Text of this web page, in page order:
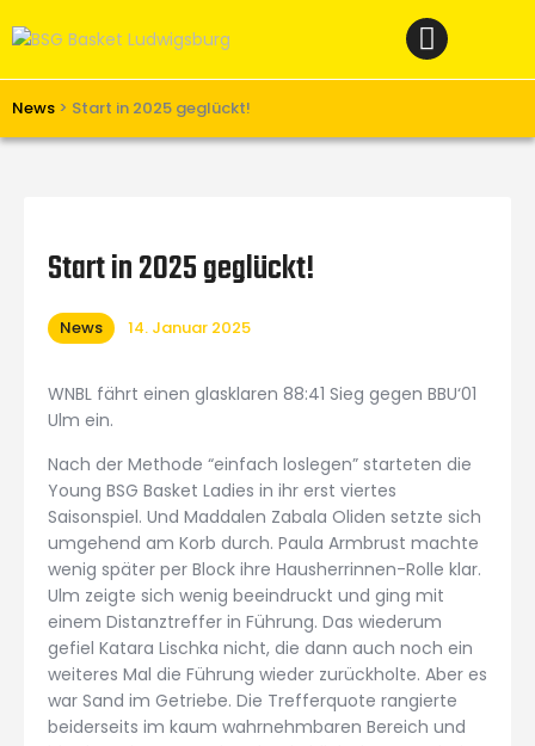
News > Start in 2025 geglückt!
Verein
Unterstützen
Links
Start in 2025 geglückt!
News 14. Januar 2025
WNBL fährt einen glasklaren 88:41 Sieg gegen BBU‘01
Ulm ein.
Nach der Methode “einfach loslegen” starteten die
Young BSG Basket Ladies in ihr erst viertes
Saisonspiel. Und Maddalen Zabala Oliden setzte sich
umgehend am Korb durch. Paula Armbrust machte
wenig später per Block ihre Hausherrinnen-Rolle klar.
Ulm zeigte sich wenig beeindruckt und ging mit
einem Distanztreffer in Führung. Das wiederum
gefiel Katara Lischka nicht, die dann auch noch ein
weiteres Mal die Führung wieder zurückholte. Aber es
war Sand im Getriebe. Die Trefferquote rangierte
beiderseits im kaum wahrnehmbaren Bereich und